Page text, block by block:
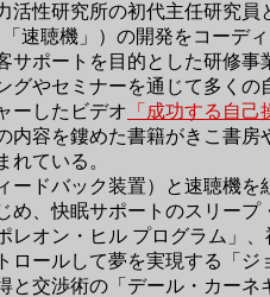
活性研究所の初代主任研究
速聴機」）の開発をコーデ
サポートを目的とした研修
グやセミナーを通じて多く
ーしたビデオ 「成功する自己
内容を鏤めた書籍がきこ書
れている。
ードバック装置）と速聴機
め、快眠サポートのスリー
レオン・ヒル プログラム」
ロールして夢を実現する「
と交渉術の「デール・カー